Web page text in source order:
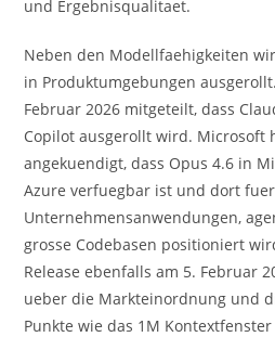
und Ergebnisqualitaet.
Neben den Modellfaehigkeiten
in Produktumgebungen
Februar 2026 mitgeteilt, dass
Copilot ausgerollt wird. Microsoft
angekuendigt, dass Opus 4.6 in
Azure verfuegbar ist und dort fuer
Unternehmensanwendungen,
grosse Codebasen positioniert
Release ebenfalls am 5. Februar
ueber die Markteinordnung und
Punkte wie das 1M